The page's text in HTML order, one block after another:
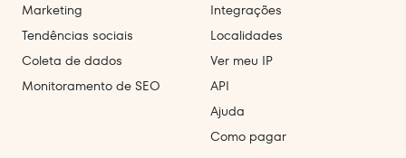
Marketing
Tendências sociais
Coleta de dados
Monitoramento de SEO
Integrações
Localidades
Ver meu IP
API
Ajuda
Como pagar